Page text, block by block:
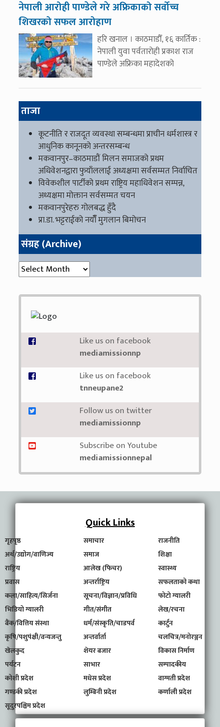
नेपाली आरोही पाण्डेले गरे अफ्रिकाको सर्वोच्च
शिखरको सफल आरोहाण
हरि खनाल । काठमाडौँ, १६ कार्तिक :
नेपाली युवा पर्वतारोही प्रकाश राज
पाण्डेले अफ्रिका महादेशको
ताजा
कूटनीति र राजदूत व्यवस्था सम्बन्धमा प्राचीन धर्मशास्त्र र
आधुनिक कानूनको अन्तरसम्बन्ध
मकवानपुर–काठमाडौं मिलन समाजको प्रथम
अधिवेशनद्वारा फुयाँललाई अध्यक्षमा सर्वसम्मत निर्वाचित
विवेकशील पार्टीको प्रथम राष्ट्रिय महाधिवेशन सम्पन्न,
अध्यक्षमा मोक्तान सर्वसम्मत चयन
मकवानपुरेहरु गोलबद्ध हुँदै
प्रा.डा. भट्टराईको नयाँँ मुगलान बिमोचन
संग्रह (Archive)
संग्रह (Archive)
Like us on facebook
mediamissionnp
Like us on facebook
tnneupane2
Follow us on twitter
mediamissionnp
Subscribe on Youtube
mediamissionnepal
Quick Links
गृहपृष्ठ समाचार
राजनीति
अर्थ/उद्योग/वाणिज्य
समाज
शिक्षा
राष्ट्रिय
आलेख (फिचर)
स्वास्थ्य
प्रवास
अन्तर्राष्ट्रिय
सफलताको कथा
कला/साहित्य/सिर्जना
सूचना/विज्ञान/प्रविधि
फोटो ग्यालरी
भिडियो ग्यालरी
गीत/संगीत
लेख/रचना
बैंक/वित्तिय संस्था
धर्म/संस्कृति/चाडपर्व
कार्टुन
कृषि/पशुपंक्षी/वन्यजन्तु
अन्तर्वार्ता
चलचित्र/मनोरञ्जन
खेलकुद
शेयर बजार
विकास निर्माण
पर्यटन
साभार
सम्पादकीय
कोशी प्रदेश
मधेस प्रदेश
वाग्मती प्रदेश
गण्डकी प्रदेश
लुम्बिनी प्रदेश
कर्णाली प्रदेश
सूदुरपश्चिम प्रदेश